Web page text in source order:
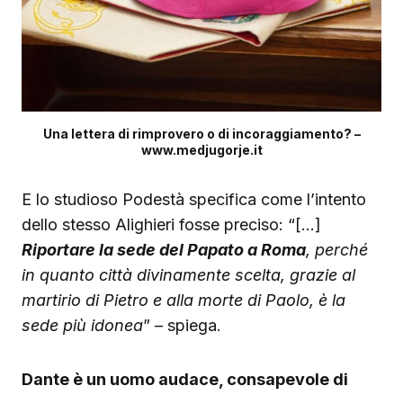
Una lettera di rimprovero o di incoraggiamento? –
www.medjugorje.it
E lo studioso Podestà specifica come l’intento
dello stesso Alighieri fosse preciso: “[…]
Riportare la sede del Papato a Roma, perché
in quanto città divinamente scelta, grazie al
martirio di Pietro e alla morte di Paolo, è la
sede più idonea” – spiega.
Dante è un uomo audace, consapevole di